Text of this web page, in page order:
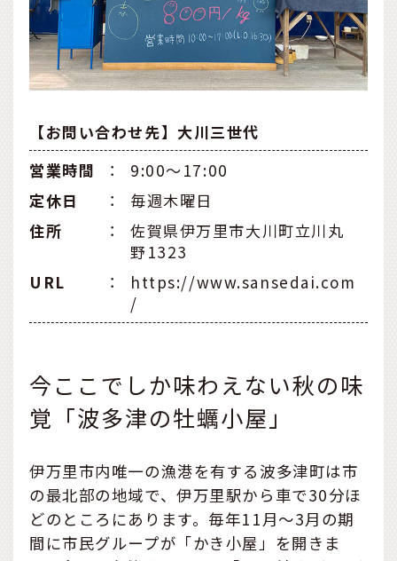
【お問い合わせ先】大川三世代
営業時間
：
9:00～17:00
定休日
：
毎週木曜日
住所
：
佐賀県伊万里市大川町立川丸
野1323
URL
：
https://www.sansedai.com
/
今ここでしか味わえない秋の味
覚「波多津の牡蠣小屋」
伊万里市内唯一の漁港を有する波多津町は市
の最北部の地域で、伊万里駅から車で30分ほ
どのところにあります。毎年11月～3月の期
間に市民グループが「かき小屋」を開きま